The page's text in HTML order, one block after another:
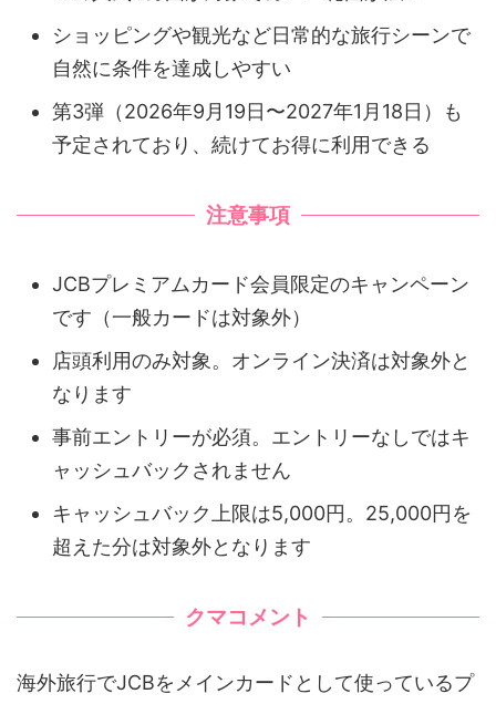
ショッピングや観光など日常的な旅行シーンで
自然に条件を達成しやすい
第3弾（2026年9月19日〜2027年1月18日）も
予定されており、続けてお得に利用できる
注意事項
JCBプレミアムカード会員限定のキャンペーン
です（一般カードは対象外）
店頭利用のみ対象。オンライン決済は対象外と
なります
事前エントリーが必須。エントリーなしではキ
ャッシュバックされません
キャッシュバック上限は5,000円。25,000円を
超えた分は対象外となります
クマコメント
海外旅行でJCBをメインカードとして使っているプ